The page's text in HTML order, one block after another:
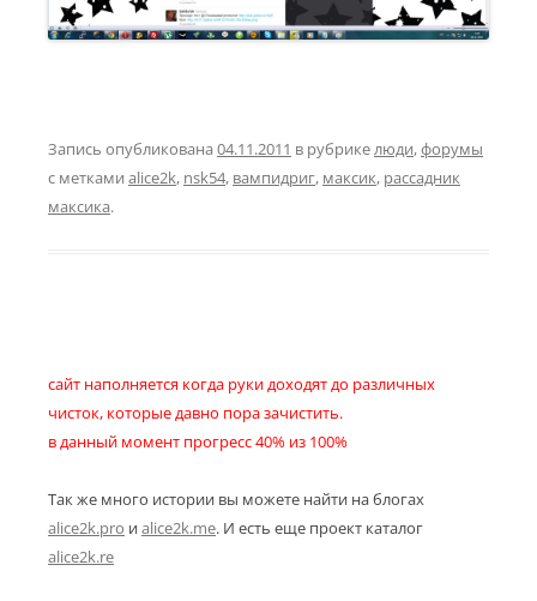
Запись опубликована 04.11.2011 в рубрикелюди,форумы
с метками alice2k, nsk54, вампидриг, максик, рассадник
максика.
сайт наполняется когда руки доходят до различных
чисток, которые давно пора зачистить.
в данный момент прогресс 40% из 100%
Так же много истории вы можете найти на блогах
alice2k.pro иalice2k.me. И есть еще проект каталог
alice2k.re